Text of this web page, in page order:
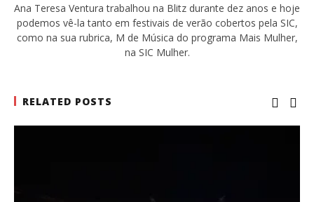
Ana Teresa Ventura trabalhou na Blitz durante dez anos e hoje
podemos vê-la tanto em festivais de verão cobertos pela SIC,
como na sua rubrica, M de Música do programa Mais Mulher,
na SIC Mulher.
RELATED POSTS